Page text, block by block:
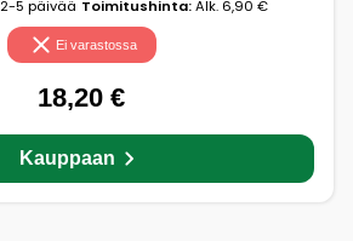
2-5 päivää Toimitushinta:Alk. 6,90 €
Ei varastossa
18,20 €
Kauppaan